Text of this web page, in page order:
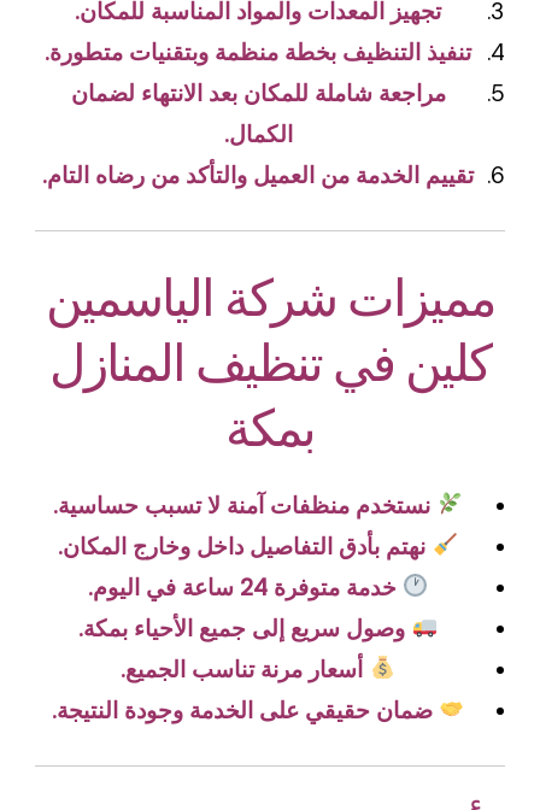
تجهيز المعدات والمواد المناسبة للمكان.
تنفيذ التنظيف بخطة منظمة وبتقنيات متطورة.
مراجعة شاملة للمكان بعد الانتهاء لضمان
الكمال.
تقييم الخدمة من العميل والتأكد من رضاه التام.
مميزات شركة الياسمين
كلين في تنظيف المنازل
بمكة
نستخدم منظفات آمنة لا تسبب حساسية.
نهتم بأدق التفاصيل داخل وخارج المكان.
خدمة متوفرة 24 ساعة في اليوم.
وصول سريع إلى جميع الأحياء بمكة.
أسعار مرنة تناسب الجميع.
ضمان حقيقي على الخدمة وجودة النتيجة.